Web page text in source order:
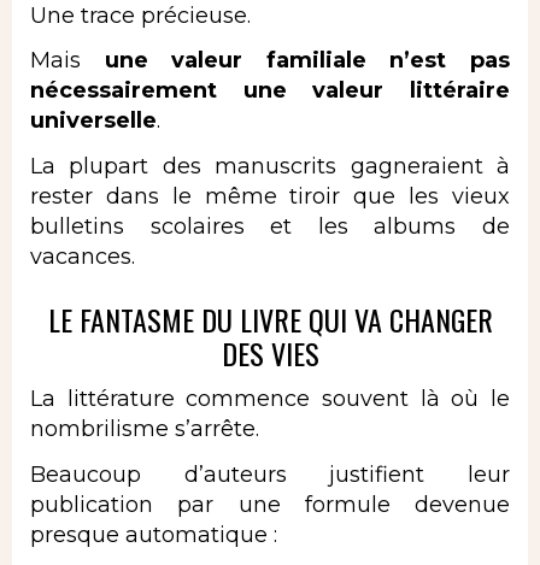
Une trace précieuse.
Mais une valeur familiale n’est pas
nécessairement une valeur littéraire
universelle.
La plupart des manuscrits gagneraient à
rester dans le même tiroir que les vieux
bulletins scolaires et les albums de
vacances.
LE FANTASME DU LIVRE QUI VA CHANGER
DES VIES
La littérature commence souvent là où le
nombrilisme s’arrête.
Beaucoup d’auteurs justifient leur
publication par une formule devenue
presque automatique :